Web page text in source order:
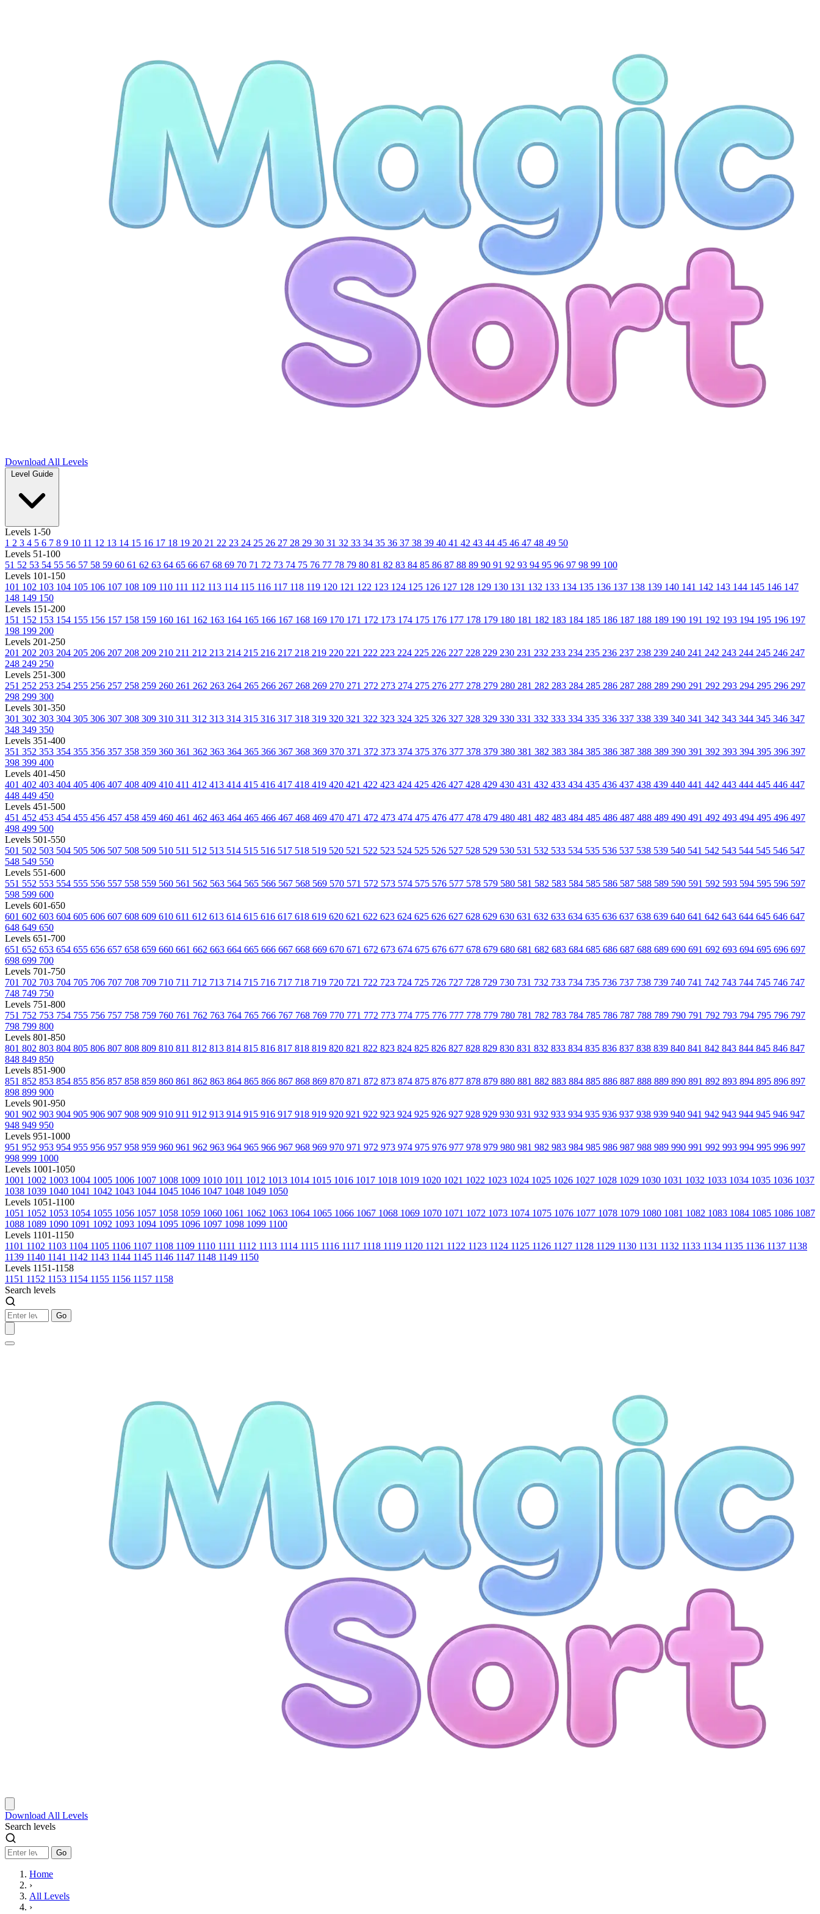
Download All Levels
Level Guide
Levels 1-50
1 2 3 4 5 6 7 8 9 10 11 12 13 14 15 16 17 18 19 20 21 22 23 24 25 26 27 28 29 30 31 32 33 34 35 36 37 38 39 40 41 42 43 44 45 46 47 48 49 50
Levels 51-100
51 52 53 54 55 56 57 58 59 60 61 62 63 64 65 66 67 68 69 70 71 72 73 74 75 76 77 78 79 80 81 82 83 84 85 86 87 88 89 90 91 92 93 94 95 96 97 98 99 100
Levels 101-150
101 102 103 104 105 106 107 108 109 110 111 112 113 114 115 116 117 118 119 120 121 122 123 124 125 126 127 128 129 130 131 132 133 134 135 136 137 138 139 140 141 142 143 144 145 146 147
148 149 150
Levels 151-200
151 152 153 154 155 156 157 158 159 160 161 162 163 164 165 166 167 168 169 170 171 172 173 174 175 176 177 178 179 180 181 182 183 184 185 186 187 188 189 190 191 192 193 194 195 196 197
198 199 200
Levels 201-250
201 202 203 204 205 206 207 208 209 210 211 212 213 214 215 216 217 218 219 220 221 222 223 224 225 226 227 228 229 230 231 232 233 234 235 236 237 238 239 240 241 242 243 244 245 246 247
248 249 250
Levels 251-300
251 252 253 254 255 256 257 258 259 260 261 262 263 264 265 266 267 268 269 270 271 272 273 274 275 276 277 278 279 280 281 282 283 284 285 286 287 288 289 290 291 292 293 294 295 296 297
298 299 300
Levels 301-350
301 302 303 304 305 306 307 308 309 310 311 312 313 314 315 316 317 318 319 320 321 322 323 324 325 326 327 328 329 330 331 332 333 334 335 336 337 338 339 340 341 342 343 344 345 346 347
348 349 350
Levels 351-400
351 352 353 354 355 356 357 358 359 360 361 362 363 364 365 366 367 368 369 370 371 372 373 374 375 376 377 378 379 380 381 382 383 384 385 386 387 388 389 390 391 392 393 394 395 396 397
398 399 400
Levels 401-450
401 402 403 404 405 406 407 408 409 410 411 412 413 414 415 416 417 418 419 420 421 422 423 424 425 426 427 428 429 430 431 432 433 434 435 436 437 438 439 440 441 442 443 444 445 446 447
448 449 450
Levels 451-500
451 452 453 454 455 456 457 458 459 460 461 462 463 464 465 466 467 468 469 470 471 472 473 474 475 476 477 478 479 480 481 482 483 484 485 486 487 488 489 490 491 492 493 494 495 496 497
498 499 500
Levels 501-550
501 502 503 504 505 506 507 508 509 510 511 512 513 514 515 516 517 518 519 520 521 522 523 524 525 526 527 528 529 530 531 532 533 534 535 536 537 538 539 540 541 542 543 544 545 546 547
548 549 550
Levels 551-600
551 552 553 554 555 556 557 558 559 560 561 562 563 564 565 566 567 568 569 570 571 572 573 574 575 576 577 578 579 580 581 582 583 584 585 586 587 588 589 590 591 592 593 594 595 596 597
598 599 600
Levels 601-650
601 602 603 604 605 606 607 608 609 610 611 612 613 614 615 616 617 618 619 620 621 622 623 624 625 626 627 628 629 630 631 632 633 634 635 636 637 638 639 640 641 642 643 644 645 646 647
648 649 650
Levels 651-700
651 652 653 654 655 656 657 658 659 660 661 662 663 664 665 666 667 668 669 670 671 672 673 674 675 676 677 678 679 680 681 682 683 684 685 686 687 688 689 690 691 692 693 694 695 696 697
698 699 700
Levels 701-750
701 702 703 704 705 706 707 708 709 710 711 712 713 714 715 716 717 718 719 720 721 722 723 724 725 726 727 728 729 730 731 732 733 734 735 736 737 738 739 740 741 742 743 744 745 746 747
748 749 750
Levels 751-800
751 752 753 754 755 756 757 758 759 760 761 762 763 764 765 766 767 768 769 770 771 772 773 774 775 776 777 778 779 780 781 782 783 784 785 786 787 788 789 790 791 792 793 794 795 796 797
798 799 800
Levels 801-850
801 802 803 804 805 806 807 808 809 810 811 812 813 814 815 816 817 818 819 820 821 822 823 824 825 826 827 828 829 830 831 832 833 834 835 836 837 838 839 840 841 842 843 844 845 846 847
848 849 850
Levels 851-900
851 852 853 854 855 856 857 858 859 860 861 862 863 864 865 866 867 868 869 870 871 872 873 874 875 876 877 878 879 880 881 882 883 884 885 886 887 888 889 890 891 892 893 894 895 896 897
898 899 900
Levels 901-950
901 902 903 904 905 906 907 908 909 910 911 912 913 914 915 916 917 918 919 920 921 922 923 924 925 926 927 928 929 930 931 932 933 934 935 936 937 938 939 940 941 942 943 944 945 946 947
948 949 950
Levels 951-1000
951 952 953 954 955 956 957 958 959 960 961 962 963 964 965 966 967 968 969 970 971 972 973 974 975 976 977 978 979 980 981 982 983 984 985 986 987 988 989 990 991 992 993 994 995 996 997
998 999 1000
Levels 1001-1050
1001 1002 1003 1004 1005 1006 1007 1008 1009 1010 1011 1012 1013 1014 1015 1016 1017 1018 1019 1020 1021 1022 1023 1024 1025 1026 1027 1028 1029 1030 1031 1032 1033 1034 1035 1036 1037
1038 1039 1040 1041 1042 1043 1044 1045 1046 1047 1048 1049 1050
Levels 1051-1100
1051 1052 1053 1054 1055 1056 1057 1058 1059 1060 1061 1062 1063 1064 1065 1066 1067 1068 1069 1070 1071 1072 1073 1074 1075 1076 1077 1078 1079 1080 1081 1082 1083 1084 1085 1086 1087
1088 1089 1090 1091 1092 1093 1094 1095 1096 1097 1098 1099 1100
Levels 1101-1150
1101 1102 1103 1104 1105 1106 1107 1108 1109 1110 1111 1112 1113 1114 1115 1116 1117 1118 1119 1120 1121 1122 1123 1124 1125 1126 1127 1128 1129 1130 1131 1132 1133 1134 1135 1136 1137 1138
1139 1140 1141 1142 1143 1144 1145 1146 1147 1148 1149 1150
Levels 1151-1158
1151 1152 1153 1154 1155 1156 1157 1158
Search levels
Go
Download All Levels
Search levels
Go
Home
›
All Levels
›